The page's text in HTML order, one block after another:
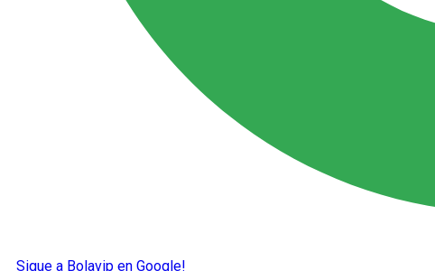
Sigue a Bolavip en Google!